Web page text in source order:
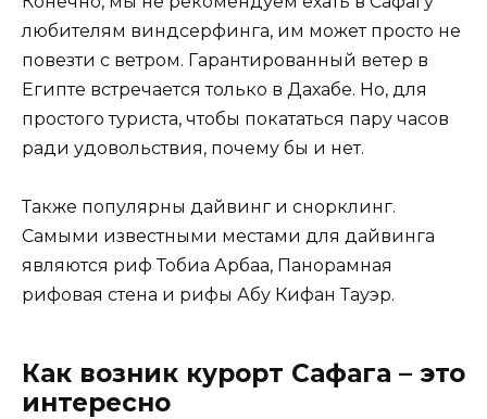
любителям виндсерфинга, им может просто не
повезти с ветром. Гарантированный ветер в
Египте встречается только в Дахабе. Но, для
простого туриста, чтобы покататься пару часов
ради удовольствия, почему бы и нет.
Также популярны дайвинг и снорклинг.
Самыми известными местами для дайвинга
являются риф Тобиа Арбаа, Панорамная
рифовая стена и рифы Абу Кифан Тауэр.
Как возник курорт Сафага – это
интересно